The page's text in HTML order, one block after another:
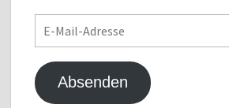
E-
Mail-
Adresse
Absenden